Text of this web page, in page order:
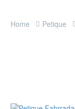
Home Petique